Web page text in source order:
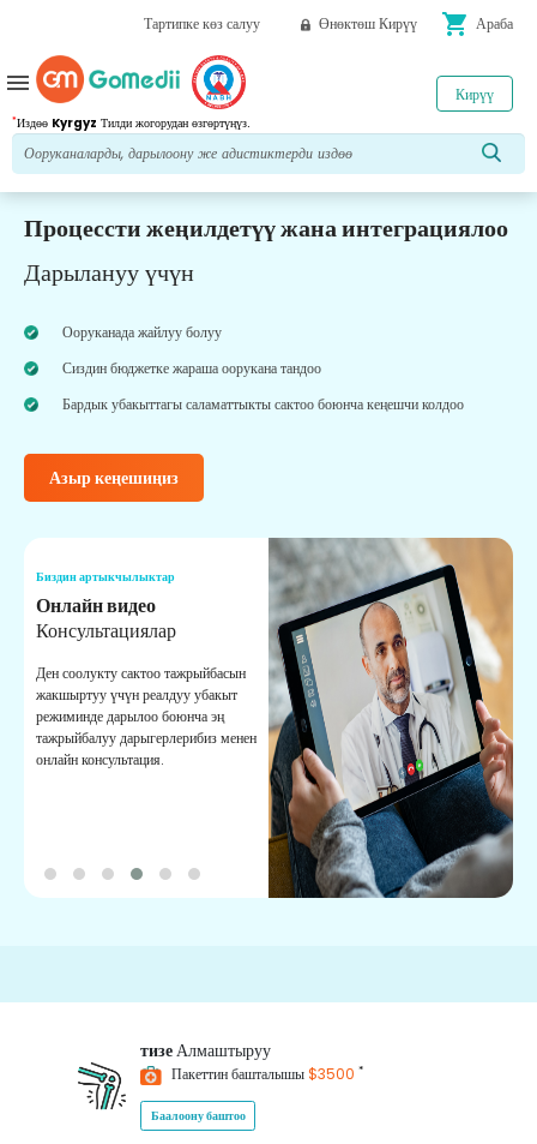
Тартипке көз салуу Өнөктөш Кирүү shopping_cart Араба
*Издөө Kyrgyz Тилди жогорудан өзгөртүңүз.
Кирүү
menu
Процессти жеңилдетүү жана интеграциялоо
Дарылануу үчүн
Ооруканада жайлуу болуу
Сиздин бюджетке жараша оорукана тандоо
Бардык убакыттагы саламаттыкты сактоо боюнча кеңешчи колдоо
Азыр кеңешиңиз
Биздин артыкчылыктар
Онлайн видео
Консультациялар
Ден соолукту сактоо тажрыйбасын
жакшыртуу үчүн реалдуу убакыт
режиминде дарылоо боюнча эң
тажрыйбалуу дарыгерлерибиз менен
онлайн консультация.
тизеАлмаштыруу
Пакеттин башталышы$3500 *
Баалоону баштоо